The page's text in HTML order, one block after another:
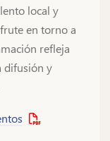
local y
en torno a
refleja
difusión y